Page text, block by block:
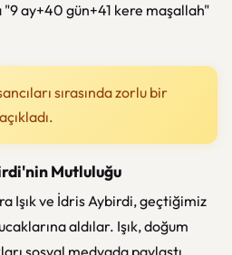
"9 ay+40 gün+41 kere maşallah"
sırasında zorlu bir
Mutluluğu
Işık ve İdris Aybirdi, geçtiğimiz
aldılar. Işık, doğum